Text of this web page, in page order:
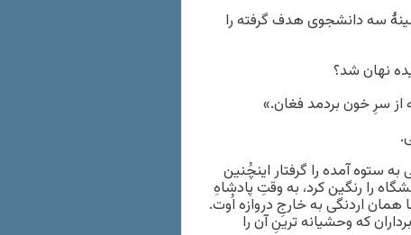
سه دانشجوی هدف گرفته را
نهان شد؟
سرِ خون بردمد فغان.»
بلا گردانانِ بلای ۲۸ مرداد که ملتی به ستوه آمده را گرفتار اینچُنین
را رنگین کرد، به وقتِ پادشاهِ
همان اردنگی به خارجِ دروازه اُوت.
که وحشیانه ترینِ آن را